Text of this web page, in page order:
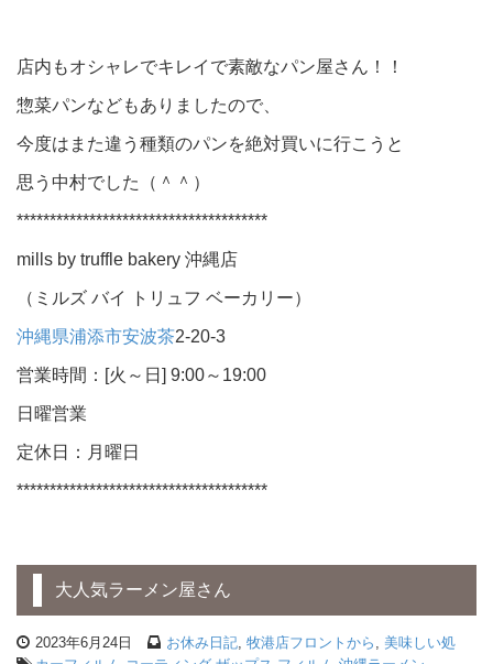
店内もオシャレでキレイで素敵なパン屋さん！！
惣菜パンなどもありましたので、
今度はまた違う種類のパンを絶対買いに行こうと
思う中村でした（＾＾）
**************************************
mills by truffle bakery 沖縄店
（ミルズ バイ トリュフ ベーカリー）
沖縄県浦添市安波茶2-20-3
営業時間：[火～日] 9:00～19:00
日曜営業
定休日：月曜日
**************************************
大人気ラーメン屋さん
2023年6月24日 お休み日記 牧港店フロントから
美味しい処